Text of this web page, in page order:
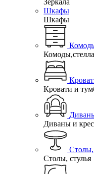
Зеркала
Шкафы
Шкафы
Кровати и
Диваны и
Столы,
Столы, стулья